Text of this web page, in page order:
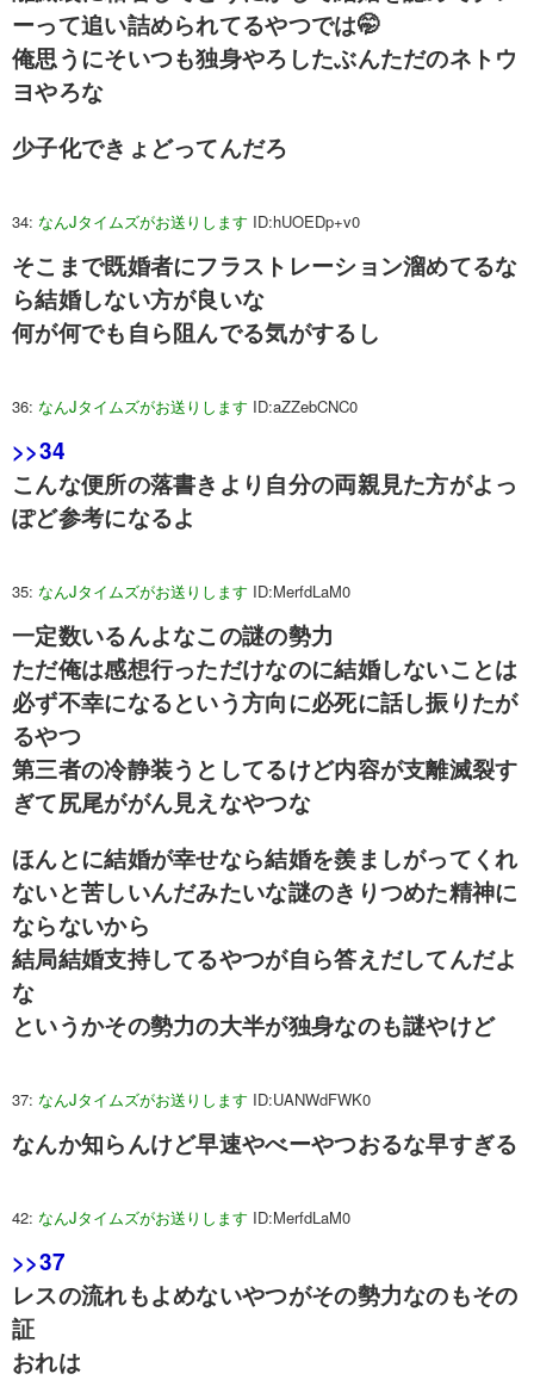
ーって追い詰められてるやつでは🤭
俺思うにそいつも独身やろしたぶんただのネトウ
ヨやろな
少子化できょどってんだろ
34: なんJタイムズがお送りします ID:hUOEDp+v0
そこまで既婚者にフラストレーション溜めてるな
ら結婚しない方が良いな
何が何でも自ら阻んでる気がするし
36: なんJタイムズがお送りします ID:aZZebCNC0
>>34
こんな便所の落書きより自分の両親見た方がよっ
ぽど参考になるよ
35: なんJタイムズがお送りします ID:MerfdLaM0
一定数いるんよなこの謎の勢力
ただ俺は感想行っただけなのに結婚しないことは
必ず不幸になるという方向に必死に話し振りたが
るやつ
第三者の冷静装うとしてるけど内容が支離滅裂す
ぎて尻尾ががん見えなやつな
ほんとに結婚が幸せなら結婚を羨ましがってくれ
ないと苦しいんだみたいな謎のきりつめた精神に
ならないから
結局結婚支持してるやつが自ら答えだしてんだよ
な
というかその勢力の大半が独身なのも謎やけど
37: なんJタイムズがお送りします ID:UANWdFWK0
なんか知らんけど早速やべーやつおるな早すぎる
42: なんJタイムズがお送りします ID:MerfdLaM0
>>37
レスの流れもよめないやつがその勢力なのもその
証
おれは